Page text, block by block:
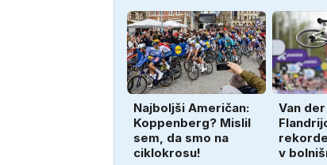
Najboljši Američan:
Koppenberg? Mislil
sem, da smo na
ciklokrosu!
Van
v